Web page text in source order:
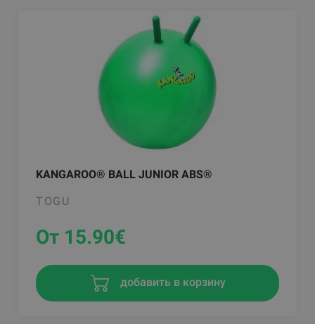
KANGAROO® BALL JUNIOR ABS®
TOGU
От 15.90€
добавить в корзину